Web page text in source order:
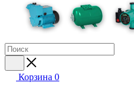
Корзина 0